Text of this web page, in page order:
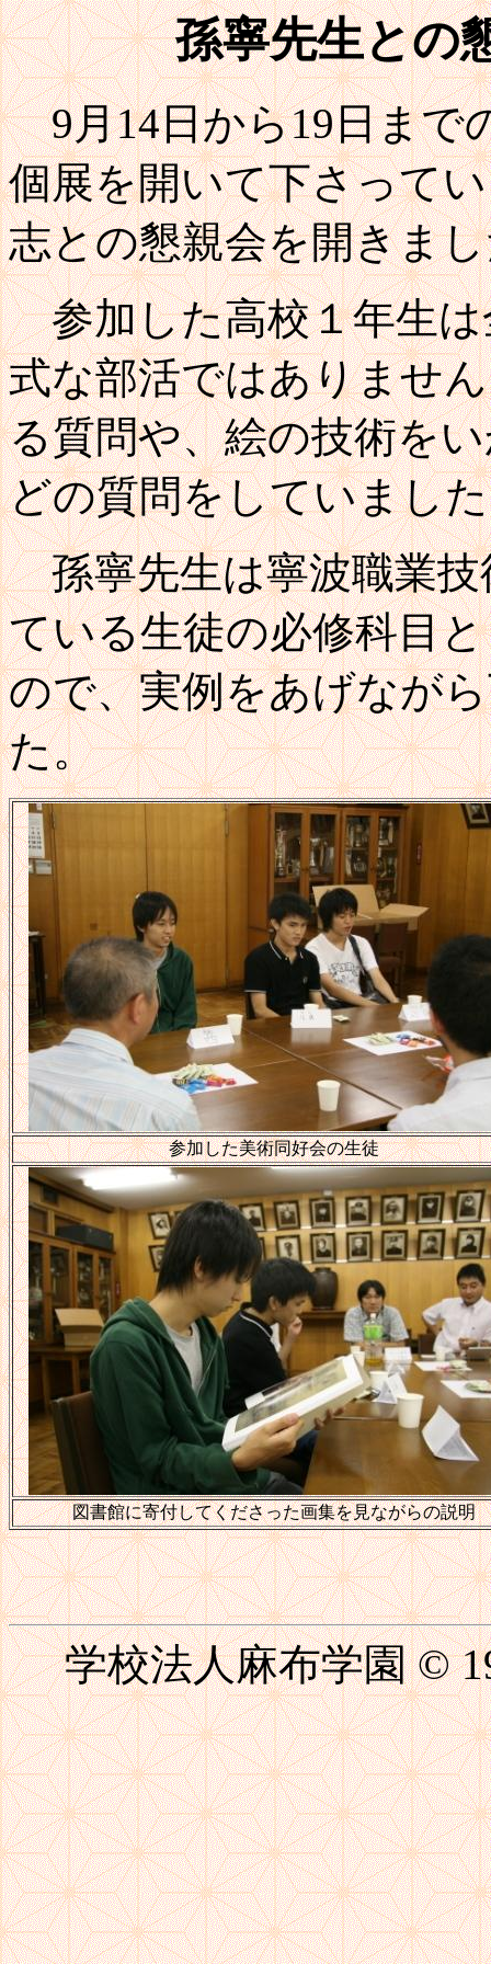
孫寧先生との
9月14日から19日まで
個展を開いて下さって
志との懇親会を開きま
参加した高校１年生は
式な部活ではありませ
る質問や、絵の技術を
どの質問をしていまし
孫寧先生は寧波職業技
ている生徒の必修科目
ので、実例をあげなが
た。
参加した美術同好会の生徒
図書館に寄付してくださった画集を見ながらの説明
学校法人麻布学園 ©